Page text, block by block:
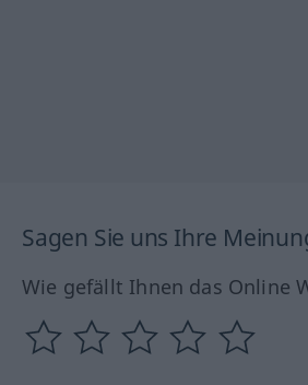
Sagen Sie uns Ihre
Wie gefällt Ihnen das Online